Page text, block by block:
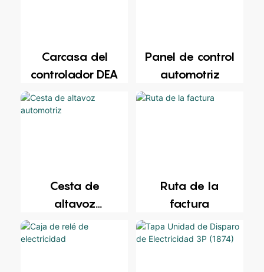
Carcasa del
controlador DEA
Panel de control
automotriz
Cesta de
altavoz
automotriz
Ruta de la
factura